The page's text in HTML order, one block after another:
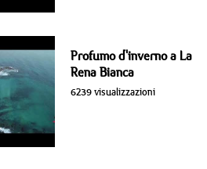
Profumo d'inverno a La
Rena Bianca
6239 visualizzazioni